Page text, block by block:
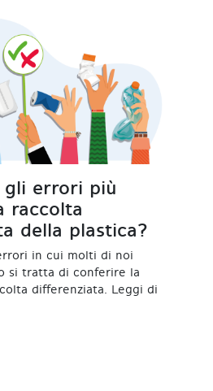
gli errori più
raccolta
della plastica?
in cui molti di noi
si tratta di conferire la
differenziata. Leggi di